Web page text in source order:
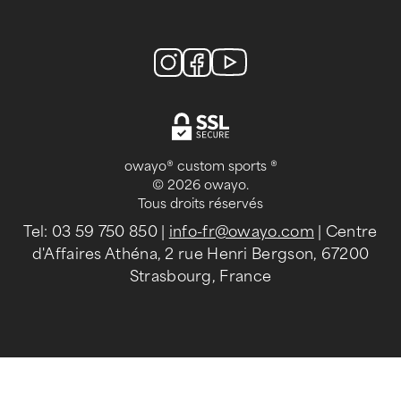
owayo® custom sports ®
© 2026 owayo.
Tous droits réservés
Tel: 03 59 750 850| info-fr@owayo.com | Centre
d'Affaires Athéna, 2 rue Henri Bergson, 67200
Strasbourg, France